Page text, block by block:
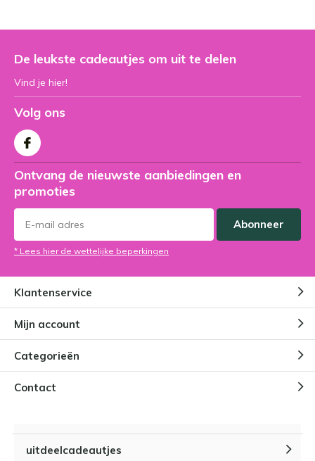
De leukste cadeautjes om uit te delen
Vind je hier!
Volg ons
Ontvang de nieuwste aanbiedingen en
promoties
Abonneer
* Lees hier de wettelijke beperkingen
Klantenservice
Mijn account
Categorieën
Contact
uitdeelcadeautjes